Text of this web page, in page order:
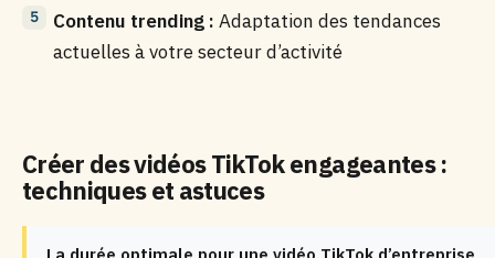
Contenu trending : Adaptation des tendances
actuelles à votre secteur d’activité
Créer des vidéos TikTok engageantes :
techniques et astuces